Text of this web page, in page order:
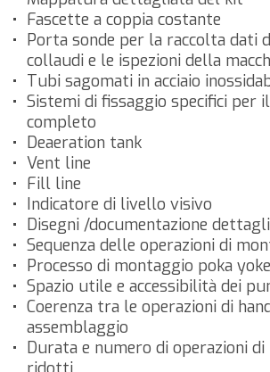
Fascette a coppia costante
Porta sonde per la raccolta dati
collaudi e le ispezioni della
Tubi sagomati in acciaio
Sistemi di fissaggio specifici per
completo
Deaeration tank
Vent line
Fill line
Indicatore di livello visivo
Disegni /documentazione
Sequenza delle operazioni di
Processo di montaggio poka yoke
Spazio utile e accessibilità dei
Coerenza tra le operazioni di
assemblaggio
Durata e numero di operazioni